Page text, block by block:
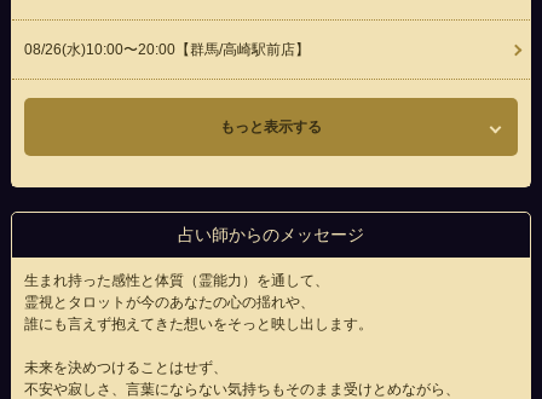
08/26(水)10:00〜20:00【群馬/高崎駅前店】
もっと表示する
占い師からのメッセージ
生まれ持った感性と体質（霊能力）を通して、
霊視とタロットが今のあなたの心の揺れや、
誰にも言えず抱えてきた想いをそっと映し出します。
未来を決めつけることはせず、
不安や寂しさ、言葉にならない気持ちもそのまま受けとめながら、